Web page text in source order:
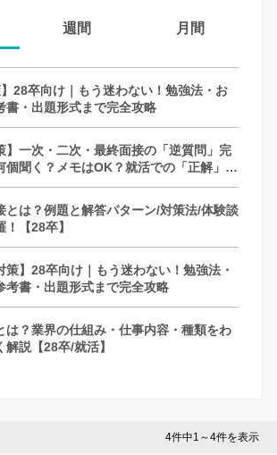
】28卒向け｜もう迷わない！勉強法・お
書・出題形式まで完全攻略
】一次・二次・最終面接の「逆質問」完
個聞く？メモはOK？就活での「正解」を
27卒・28卒向け
とは？例題と解答パターン/対策法/体験談
【28卒】
策】28卒向け｜もう迷わない！勉強法・
考書・出題形式まで完全攻略
は？業界の仕組み・仕事内容・種類をわ
解説【28卒/就活】
週間
【SPI対策】28卒向け｜もう迷わない！
すすめ参考書・出題形式まで完全攻略
【面接対策】一次・二次・最終面接の「
全攻略！何個聞く？メモはOK？就活での
徹底解説｜27卒・28卒向け
最終面接って何聞かれるの？落ちる理由
社長を納得させる回答・逆質問と必須対
説
ケース面接とは？例題と解答パターン/対
で完全網羅！【28卒】
GAB対策完全ガイド！言語・計数のコツ
ー、おすすめ参考書まで徹底解説【28卒
月間
【面接対策】一次・二次・最終面接の「
全攻略！何個聞く？メモはOK？就活での
徹底解説｜27卒・28卒向け
【SPI対策】28卒向け｜もう迷わない！
すすめ参考書・出題形式まで完全攻略
ケース面接とは？例題と解答パターン/対
で完全網羅！【28卒】
最終面接って何聞かれるの？落ちる理由
社長を納得させる回答・逆質問と必須対
説
苦手な人がいたときはどうしますか？ ー
さとコツ
4件中1～4件を表示